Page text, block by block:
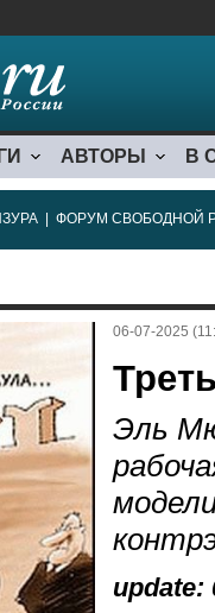
АВТОРЫ В
ФОРУМ СВОБОДНОЙ
06-07-2025
Эль
update: